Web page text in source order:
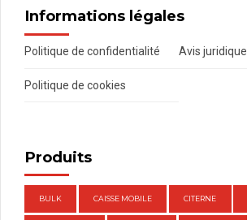
Informations légales
Politique de confidentialité Avis juridique
Politique de cookies
Produits
BULK CAISSE MOBILE CITERNE